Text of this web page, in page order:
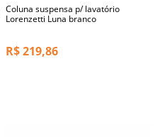
Coluna suspensa p/ lavatório
Lorenzetti Luna branco
R$219,86